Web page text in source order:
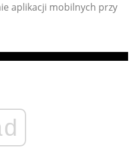
aplikacji mobilnych przy